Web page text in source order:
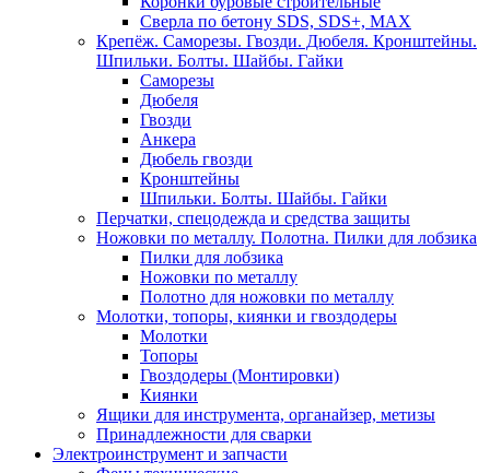
Сверла по бетону SDS, SDS+, MAX
Крепёж. Саморезы. Гвозди. Дюбеля. Кронштейны.
Шпильки. Болты. Шайбы. Гайки
Саморезы
Дюбеля
Гвозди
Анкера
Дюбель гвозди
Кронштейны
Шпильки. Болты. Шайбы. Гайки
Перчатки, спецодежда и средства защиты
Ножовки по металлу. Полотна. Пилки для лобзика
Пилки для лобзика
Ножовки по металлу
Полотно для ножовки по металлу
Молотки, топоры, киянки и гвоздодеры
Молотки
Топоры
Гвоздодеры (Монтировки)
Киянки
Ящики для инструмента, органайзер, метизы
Принадлежности для сварки
Электроинструмент и запчасти